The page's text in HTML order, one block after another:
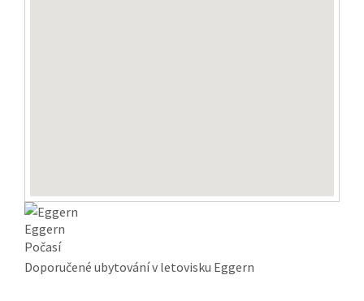
Eggern
Počasí
Doporučené ubytování v letovisku Eggern